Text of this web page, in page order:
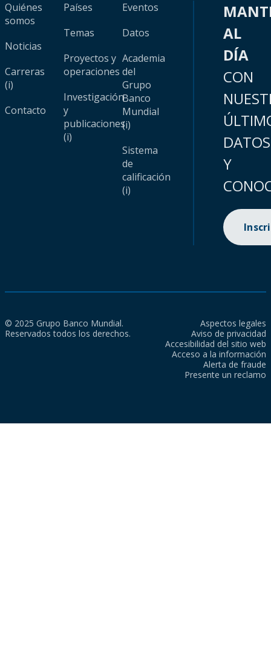
Quiénes
somos
Noticias
Carreras
(i)
Contacto
Países
Temas
Proyectos y
operaciones
Investigación
y
publicaciones
(i)
Eventos
Datos
Academia
del
Grupo
Banco
Mundial
(i)
Sistema
de
calificación
(i)
AL
DÍA
CON
DATOS
Y
© 2025 Grupo Banco Mundial.
Reservados todos los derechos.
Aspectos legales
Aviso de privacidad
Accesibilidad del sitio web
Acceso a la información
Alerta de fraude
Presente un reclamo